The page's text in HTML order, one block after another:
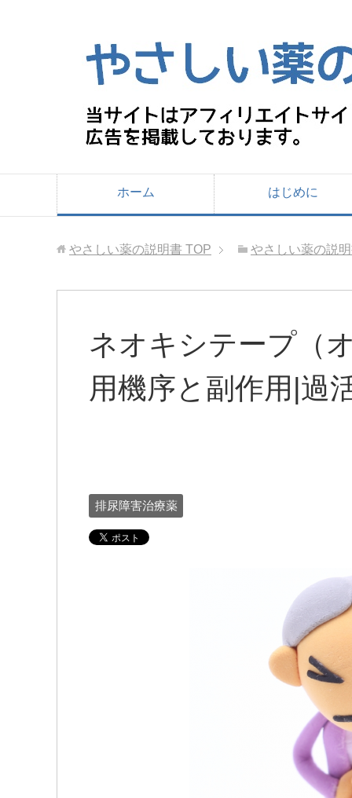
ホーム はじめに
やさしい薬の説明書 TOP やさしい薬の説
ネオキシテープ（
用機序と副作用|過
排尿障害治療薬